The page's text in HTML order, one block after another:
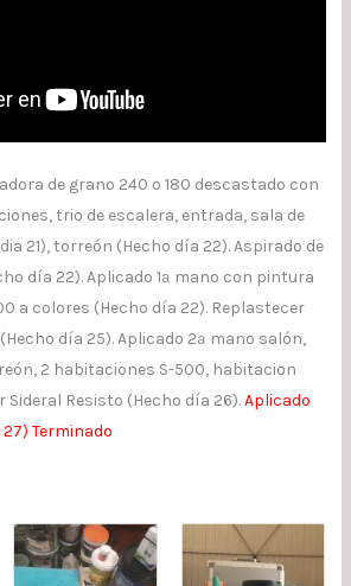
de grano 240 o 180 descastado con
trio de escalera, entrada, sala de
21), torreón (Hecho día 22). Aspirado de
día 22). Aplicado 1ª mano con pintura
a colores (Hecho día 22). Replastecer
día 25). Aplicado 2ª mano salón,
2 habitaciones S-500, habitacion
Sideral Resisto (Hecho día 26).Aplicado
Terminado